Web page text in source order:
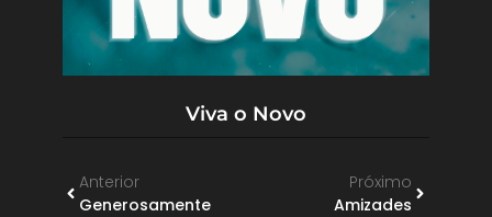
Viva o Novo
Anterior
Generosamente
Próximo
Amizades